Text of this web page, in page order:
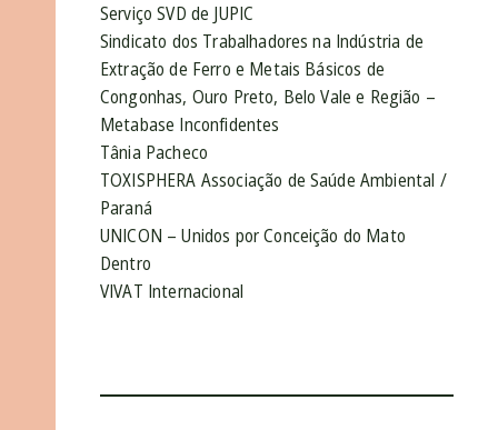
Serviço SVD de JUPIC
Sindicato dos Trabalhadores na Indústria de
Extração de Ferro e Metais Básicos de
Congonhas, Ouro Preto, Belo Vale e Região –
Metabase Inconfidentes
Tânia Pacheco
TOXISPHERA Associação de Saúde Ambiental /
Paraná
UNICON – Unidos por Conceição do Mato
Dentro
VIVAT Internacional